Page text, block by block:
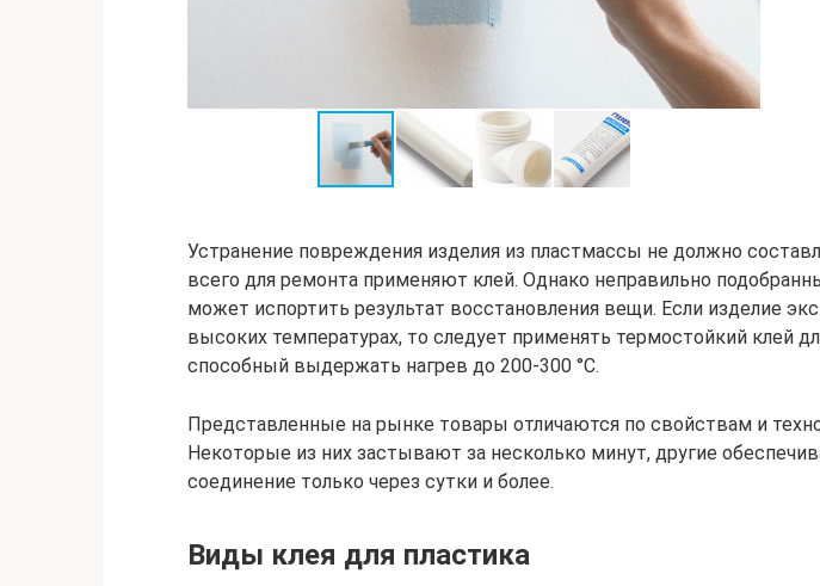
Устранение повреждения изделия из пластмассы не должно
всего для ремонта применяют клей. Однако неправильно
может испортить результат восстановления вещи. Если изделие
высоких температурах, то следует применять термостойкий клей
способный выдержать нагрев до 200-300 °C.
Представленные на рынке товары отличаются по свойствам и
Некоторые из них застывают за несколько минут, другие
соединение только через сутки и более.
Виды клея для пластика